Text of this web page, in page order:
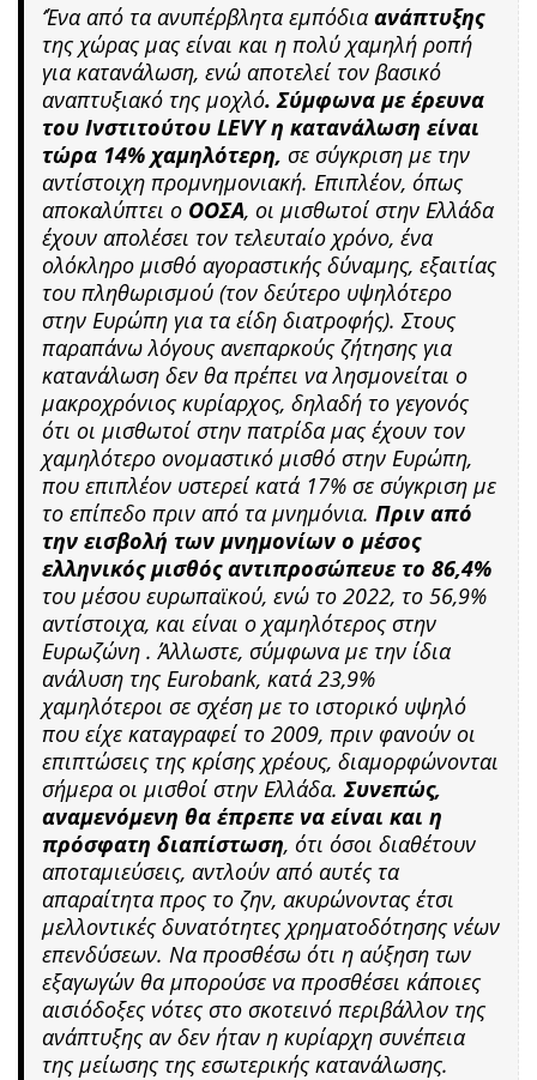
‘Ένα από τα ανυπέρβλητα εμπόδια ανάπτυξης
της χώρας μας είναι και η πολύ χαμηλή ροπή
για κατανάλωση, ενώ αποτελεί τον βασικό
αναπτυξιακό της μοχλό. Σύμφωνα με έρευνα
του Ινστιτούτου LEVY η κατανάλωση είναι
τώρα 14% χαμηλότερη, σε σύγκριση με την
αντίστοιχη προμνημονιακή. Επιπλέον, όπως
αποκαλύπτει ο ΟΟΣΑ, οι μισθωτοί στην Ελλάδα
έχουν απολέσει τον τελευταίο χρόνο, ένα
ολόκληρο μισθό αγοραστικής δύναμης, εξαιτίας
του πληθωρισμού (τον δεύτερο υψηλότερο
στην Ευρώπη για τα είδη διατροφής). Στους
παραπάνω λόγους ανεπαρκούς ζήτησης για
κατανάλωση δεν θα πρέπει να λησμονείται ο
μακροχρόνιος κυρίαρχος, δηλαδή το γεγονός
ότι οι μισθωτοί στην πατρίδα μας έχουν τον
χαμηλότερο ονομαστικό μισθό στην Ευρώπη,
που επιπλέον υστερεί κατά 17% σε σύγκριση με
το επίπεδο πριν από τα μνημόνια. Πριν από
την εισβολή των μνημονίων ο μέσος
ελληνικός μισθός αντιπροσώπευε το 86,4%
του μέσου ευρωπαϊκού, ενώ το 2022, το 56,9%
αντίστοιχα, και είναι ο χαμηλότερος στην
Ευρωζώνη . Άλλωστε, σύμφωνα με την ίδια
ανάλυση της Eurobank, κατά 23,9%
χαμηλότεροι σε σχέση με το ιστορικό υψηλό
που είχε καταγραφεί το 2009, πριν φανούν οι
επιπτώσεις της κρίσης χρέους, διαμορφώνονται
σήμερα οι μισθοί στην Ελλάδα. Συνεπώς,
αναμενόμενη θα έπρεπε να είναι και η
πρόσφατη διαπίστωση, ότι όσοι διαθέτουν
αποταμιεύσεις, αντλούν από αυτές τα
απαραίτητα προς το ζην, ακυρώνοντας έτσι
μελλοντικές δυνατότητες χρηματοδότησης νέων
επενδύσεων. Να προσθέσω ότι η αύξηση των
εξαγωγών θα μπορούσε να προσθέσει κάποιες
αισιόδοξες νότες στο σκοτεινό περιβάλλον της
ανάπτυξης αν δεν ήταν η κυρίαρχη συνέπεια
της μείωσης της εσωτερικής κατανάλωσης.